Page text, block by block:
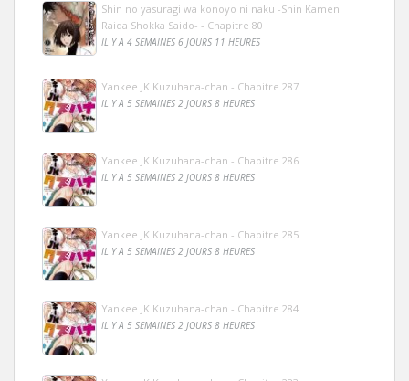
Shin no yasuragi wa konoyo ni naku -Shin Kamen
Raida Shokka Saido- - Chapitre 80
IL Y A 4 SEMAINES 6 JOURS 11 HEURES
Yankee JK Kuzuhana-chan - Chapitre 287
IL Y A 5 SEMAINES 2 JOURS 8 HEURES
Yankee JK Kuzuhana-chan - Chapitre 286
IL Y A 5 SEMAINES 2 JOURS 8 HEURES
Yankee JK Kuzuhana-chan - Chapitre 285
IL Y A 5 SEMAINES 2 JOURS 8 HEURES
Yankee JK Kuzuhana-chan - Chapitre 284
IL Y A 5 SEMAINES 2 JOURS 8 HEURES